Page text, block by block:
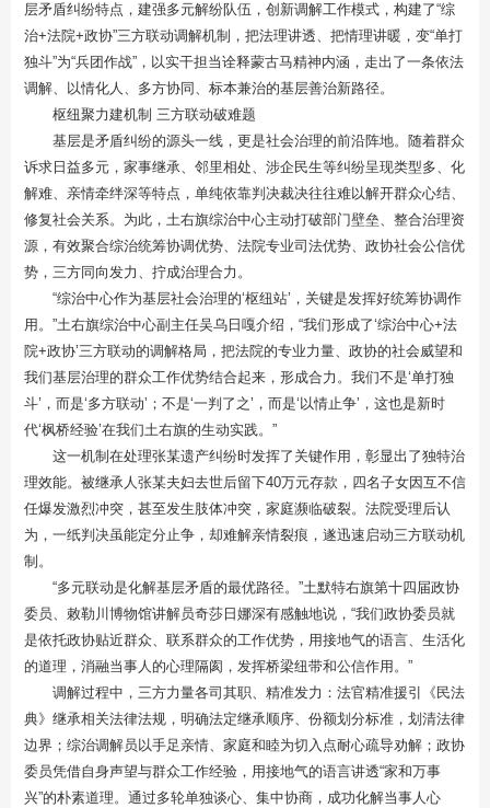
层矛盾纠纷特点，建强多元解纷队伍，创新调解工作模式，构建了“综
治+法院+政协”三方联动调解机制，把法理讲透、把情理讲暖，变“单打
独斗”为“兵团作战”，以实干担当诠释蒙古马精神内涵，走出了一条依法
调解、以情化人、多方协同、标本兼治的基层善治新路径。
枢纽聚力建机制 三方联动破难题
基层是矛盾纠纷的源头一线，更是社会治理的前沿阵地。随着群众
诉求日益多元，家事继承、邻里相处、涉企民生等纠纷呈现类型多、化
解难、亲情牵绊深等特点，单纯依靠判决裁决往往难以解开群众心结、
修复社会关系。为此，土右旗综治中心主动打破部门壁垒、整合治理资
源，有效聚合综治统筹协调优势、法院专业司法优势、政协社会公信优
势，三方同向发力、拧成治理合力。
“综治中心作为基层社会治理的‘枢纽站’，关键是发挥好统筹协调作
用。”土右旗综治中心副主任吴乌日嘎介绍，“我们形成了‘综治中心+法
院+政协’三方联动的调解格局，把法院的专业力量、政协的社会威望和
我们基层治理的群众工作优势结合起来，形成合力。我们不是‘单打独
斗’，而是‘多方联动’；不是‘一判了之’，而是‘以情止争’，这也是新时
代‘枫桥经验’在我们土右旗的生动实践。”
这一机制在处理张某遗产纠纷时发挥了关键作用，彰显出了独特治
理效能。被继承人张某夫妇去世后留下40万元存款，四名子女因互不信
任爆发激烈冲突，甚至发生肢体冲突，家庭濒临破裂。法院受理后认
为，一纸判决虽能定分止争，却难解亲情裂痕，遂迅速启动三方联动机
制。
“多元联动是化解基层矛盾的最优路径。”土默特右旗第十四届政协
委员、敕勒川博物馆讲解员奇莎日娜深有感触地说，“我们政协委员就
是依托政协贴近群众、联系群众的工作优势，用接地气的语言、生活化
的道理，消融当事人的心理隔阂，发挥桥梁纽带和公信作用。”
调解过程中，三方力量各司其职、精准发力：法官精准援引《民法
典》继承相关法律法规，明确法定继承顺序、份额划分标准，划清法律
边界；综治调解员以手足亲情、家庭和睦为切入点耐心疏导劝解；政协
委员凭借自身声望与群众工作经验，用接地气的语言讲透“家和万事
兴”的朴素道理。通过多轮单独谈心、集中协商，成功化解当事人心